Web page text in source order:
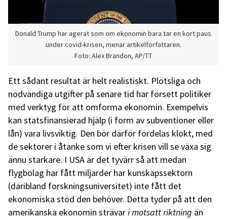
Donald Trump har agerat som om ekonomin bara tar en kort paus
under covid-krisen, menar artikelförfattaren.
Foto: Alex Brandon, AP/TT
Ett sådant resultat är helt realistiskt. Plötsliga och
nödvändiga utgifter på senare tid har försett politiker
med verktyg för att omforma ekonomin. Exempelvis
kan statsfinansierad hjälp (i form av subventioner eller
lån) vara livsviktig. Den bör därför fördelas klokt, med
de sektorer i åtanke som vi efter krisen vill se växa sig
ännu starkare. I USA är det tyvärr så att medan
flygbolag har fått miljarder har kunskapssektorn
(däribland forskningsuniversitet) inte fått det
ekonomiska stöd den behöver. Detta tyder på att den
amerikanska ekonomin strävari motsatt riktning än